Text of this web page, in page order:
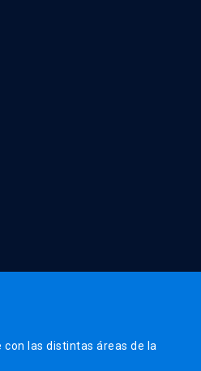
las distintas áreas de la